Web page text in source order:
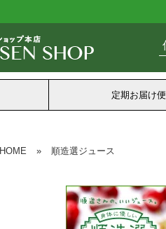
定期お届け便
HOME » 順造選ジュース